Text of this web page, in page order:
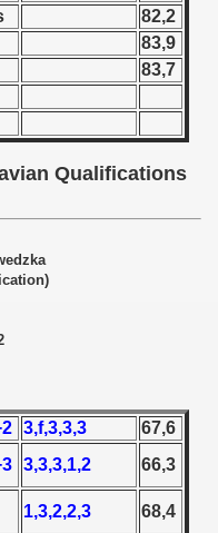
82,2
83,9
83,7
Qualifications
3,f,3,3,3
67,6
3,3,3,1,2
66,3
1,3,2,2,3
68,4